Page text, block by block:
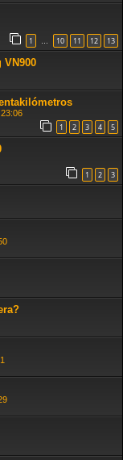
1 … 10 11 12 13
1 2 3 4 5
1 2 3